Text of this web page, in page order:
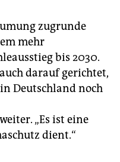
zugrunde
mehr
bis 2030.
darauf gerichtet,
Deutschland noch
„Es ist eine
dient.“